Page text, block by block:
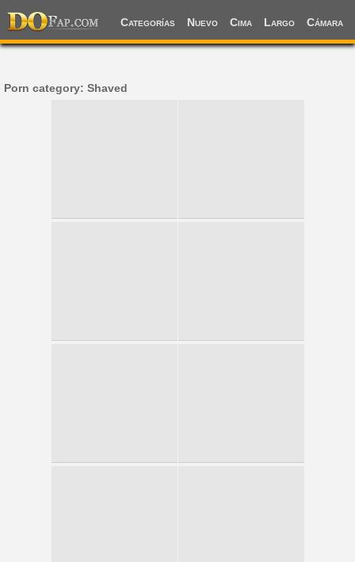
Categorías Nuevo Cima Largo Cámara
Porn category: Shaved